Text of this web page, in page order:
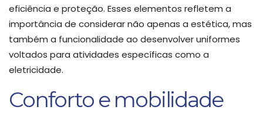
eficiência e proteção. Esses elementos refletem a
importância de considerar não apenas a estética, mas
também a funcionalidade ao desenvolver uniformes
voltados para atividades específicas como a
eletricidade.
Conforto e mobilidade